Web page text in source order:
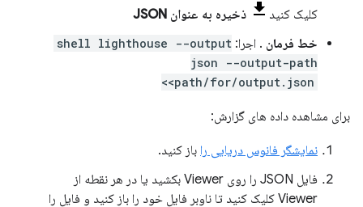
کلیک کنید
ذخیره به عنوان JSON
خط فرمان . اجرا: shell lighthouse --output
json --output-path
<path/for/output.json>
برای مشاهده داده های گزارش:
نمایشگر فانوس دریایی را باز کنید.
فایل JSON را روی Viewer بکشید یا در هر نقطه از
Viewer کلیک کنید تا ناوبر فایل خود را باز کنید و فایل را